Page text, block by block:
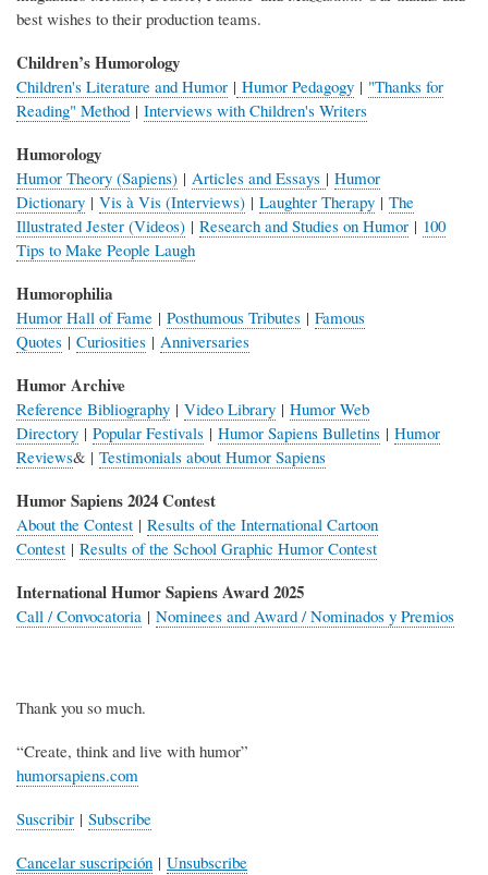
best wishes to their production teams.
Children’s Humorology
Children's Literature and Humor | Humor Pedagogy | "Thanks for
Reading" Method| Interviews with Children's Writers
Humorology
Humor Theory (Sapiens) | Articles and Essays | Humor
Dictionary | Vis à Vis (Interviews) | Laughter Therapy | The
Illustrated Jester (Videos) | Research and Studies on Humor | 100
Tips to Make People Laugh
Humorophilia
Humor Hall of Fame | Posthumous Tributes | Famous
Quotes | Curiosities | Anniversaries
Humor Archive
Reference Bibliography | Video Library | Humor Web
Directory | Popular Festivals | Humor Sapiens Bulletins | Humor
Reviews& | Testimonials about Humor Sapiens
Humor Sapiens 2024 Contest
About the Contest | Results of the International Cartoon
Contest | Results of the School Graphic Humor Contest
International Humor Sapiens Award 2025
Call / Convocatoria | Nominees and Award / Nominados y Premios
Thank you so much.
“Create, think and live with humor”
humorsapiens.com
Suscribir | Subscribe
Cancelar suscripción | Unsubscribe